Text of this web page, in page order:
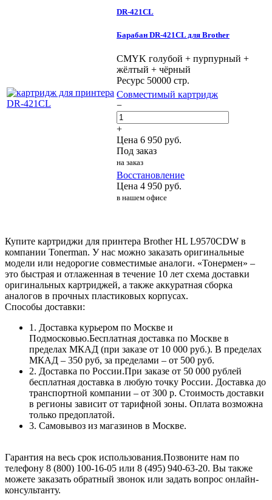
DR-421CL
Барабан DR-421CL для Brother
CMYK голубой + пурпурный +
жёлтый + чёрный
Ресурс 50000 стр.
Совместимый картридж
−
+
Цена 6 950 руб.
Под заказ
на заказ
Восстановление
Цена 4 950 руб.
в нашем офисе
Купите картриджи для принтера Brother HL L9570CDW в
компании Tonerman. У нас можно заказать оригинальные
модели или недорогие совместимые аналоги. «Тонермен» –
это быстрая и отлаженная в течение 10 лет схема доставки
оригинальных картриджей, а также аккуратная сборка
аналогов в прочных пластиковых корпусах.
Способы доставки:
1. Доставка курьером по Москве и
Подмосковью.Бесплатная доставка по Москве в
пределах МКАД (при заказе от 10 000 руб.). В пределах
МКАД – 350 руб, за пределами – от 500 руб.
2. Доставка по России.При заказе от 50 000 рублей
бесплатная доставка в любую точку России. Доставка до
транспортной компании – от 300 р. Стоимость доставки
в регионы зависит от тарифной зоны. Оплата возможна
только предоплатой.
3. Самовывоз из магазинов в Москве.
Гарантия на весь срок использования.Позвоните нам по
телефону 8 (800) 100-16-05 или 8 (495) 940-63-20. Вы также
можете заказать обратный звонок или задать вопрос онлайн-
консультанту.